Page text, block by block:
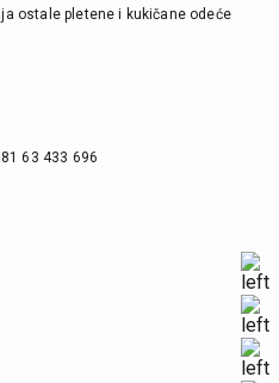
ostale pletene i kukičane odeće
63 433 696